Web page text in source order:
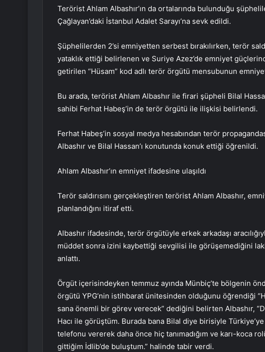
Terörist Ahlam Albashır’ın da ortalarında bulunduğu
Çağlayan’daki İstanbul Adalet Sarayı’na sevk edildi.
Şüphelilerden 2’si emniyetten serbest bırakılırken, terör
yataklık ettiği belirlenen ve Suriye Azez’de emniyet
getirilen “Hüsam” kod adlı terör örgütü mensubunun
Bu arada, terörist Ahlam Albashır ile firari şüpheli Bilal
sahibi Ferhat Habeş’in de terör örgütü ile ilişkisi belirlendi.
Ferhat Habeş’in sosyal medya hesabından terör
Albashır ve Bilal Hassan’ı konutunda konuk ettiği öğrenildi.
Ahlam Albashır’ın emniyet ifadesine ulaşıldı
Terör saldırısını gerçekleştiren terörist Ahlam Albashır,
planlandığını itiraf etti.
Albashır ifadesinde, terör örgütüyle erkek arkadaşı
müddet sonra izini kaybettiği sevgilisi ile görüşemediğini
anlattı.
Örgüt içerisindeyken temmuz ayında Münbiç’te bölgenin
örgütü YPG’nin istihbarat ünitesinden olduğunu öğrendiği
sana önemli bir görev verecek” dediğini belirten Albashır,
Hacı ile görüştüm. Burada bana Bilal diye birisiyle
telefonu vererek daha önce hiç tanımadığım ve karı-koca
gittiğim İdlib’de buluştum.” halinde tabir verdi.